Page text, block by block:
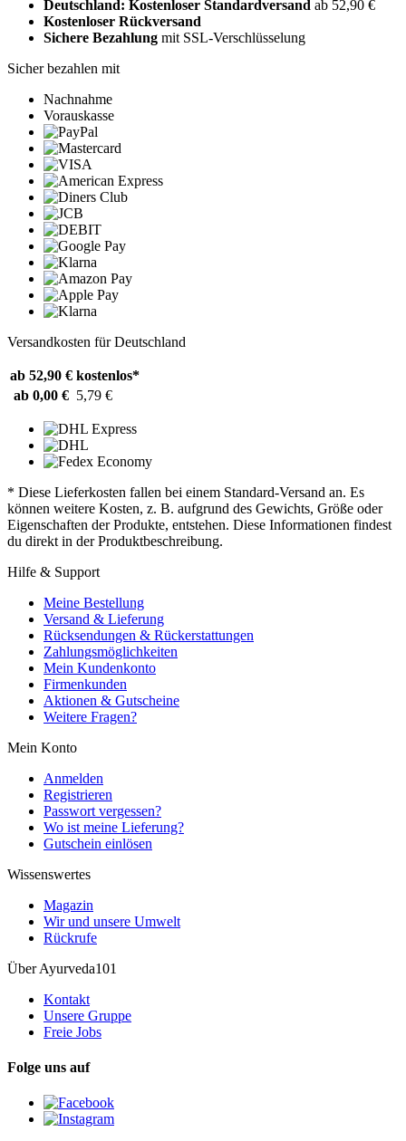
Deutschland: Kostenloser Standardversand ab 52,90 €
Kostenloser Rückversand
Sichere Bezahlung mit SSL-Verschlüsselung
Sicher bezahlen mit
Nachnahme
Vorauskasse
Versandkosten für Deutschland
ab 52,90 € kostenlos*
ab 0,00 € 5,79 €
* Diese Lieferkosten fallen bei einem Standard-Versand an. Es
können weitere Kosten, z. B. aufgrund des Gewichts, Größe oder
Eigenschaften der Produkte, entstehen. Diese Informationen findest
du direkt in der Produktbeschreibung.
Hilfe & Support
Meine Bestellung
Versand & Lieferung
Rücksendungen & Rückerstattungen
Zahlungsmöglichkeiten
Mein Kundenkonto
Firmenkunden
Aktionen & Gutscheine
Weitere Fragen?
Mein Konto
Anmelden
Registrieren
Passwort vergessen?
Wo ist meine Lieferung?
Gutschein einlösen
Wissenswertes
Magazin
Wir und unsere Umwelt
Rückrufe
Über Ayurveda101
Kontakt
Unsere Gruppe
Freie Jobs
Folge uns auf